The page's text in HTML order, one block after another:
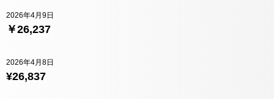
￥26,237
2026年4月9日
¥26,837
2026年4月8日